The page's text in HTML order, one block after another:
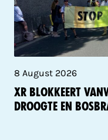
8 August 2026
XR blokkeert
droogte en